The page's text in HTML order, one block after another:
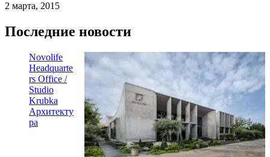
2 марта, 2015
Последние новости
Novolife
Headquarte
rs Office /
Studio
Krubka
Архитекту
ра